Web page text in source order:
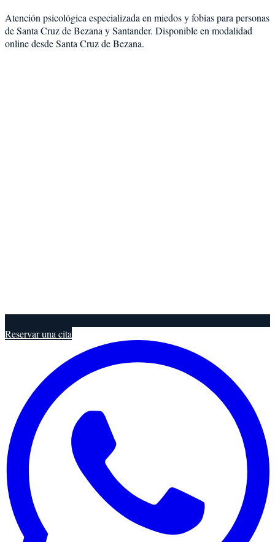
Atención psicológica especializada en miedos y fobiaspara personas
deSanta Cruz de Bezana ySantander. Disponible en modalidad
online desde Santa Cruz de Bezana.
Reservar una cita